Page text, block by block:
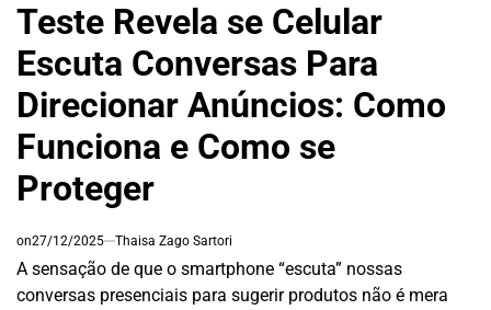
Teste Revela se Celular
Escuta Conversas Para
Direcionar Anúncios: Como
Funciona e Como se
Proteger
on27/12/2025 Thaisa Zago Sartori
A sensação de que o smartphone “escuta” nossas
conversas presenciais para sugerir produtos não é mera